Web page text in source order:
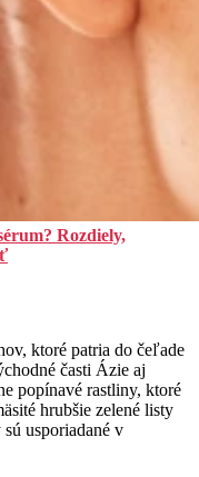
Rozdiely,
ktoré patria do čeľade
časti Ázie aj
popínavé rastliny, ktoré
hrubšie zelené listy
usporiadané v